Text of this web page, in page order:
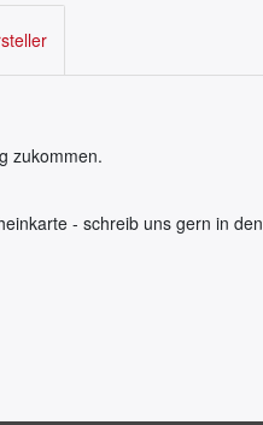
zukommen.
- schreib uns gern in den